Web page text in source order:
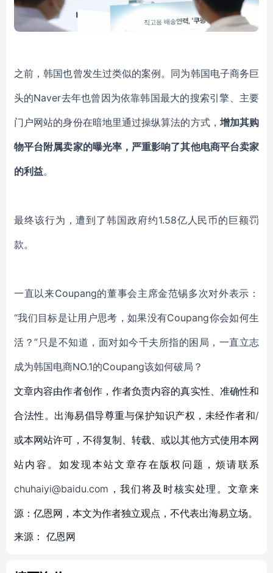
之前，韩国也曾发生过类似的案例。 同为韩国电子商务巨
头的Naver去年也曾因为依靠韩国最大的搜索引擎、主要
门户网站的身份在暗地里通过操纵算法的方式， 增加其购
物平台附属卖家的曝光率，严重影响了其他电商平台卖家
的利益。
最终该行为，遭到了韩国政府约1.58亿人民币的巨额罚
款。
一直以来Coupang的董事会主席金范锡多次对外表示：
“我们目标是让用户思考，如果没有Coupang你会如何生
活？”只是不知道，面对如今千夫所指的困局，一直立志
成为韩国电商NO.1的Coupang该如何破局？
文章内容由作者创作，作者负责内容的真实性、准确性和
合法性。出海易倡导尊重与保护知识产权，未经作者和/
或本网站许可，不得复制、转载、或以其他方式使用本网
站内容。如发现本站文章存在版权问题，烦请联系
chuhaiyi@baidu.com，我们将及时核实处理。文章来
源：亿恩网，本文为作者独立观点，不代表出海易立场。
来源： 亿恩网